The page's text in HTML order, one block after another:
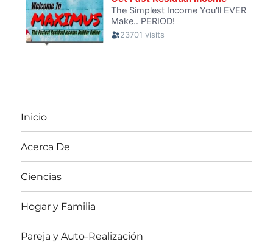
Inicio
Acerca De
Ciencias
Hogar y Familia
Pareja y Auto-Realización